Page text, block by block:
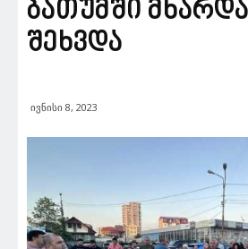
ბათუმში
შეხვდა
ივნისი 8, 2023